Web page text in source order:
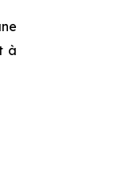
à